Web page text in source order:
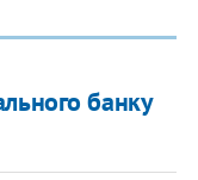
банку